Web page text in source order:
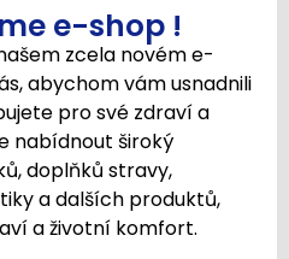
e-shop !
zcela novém e-
abychom vám usnadnili
pro své zdraví a
nabídnout široký
doplňků stravy,
a dalších produktů,
a životní komfort.